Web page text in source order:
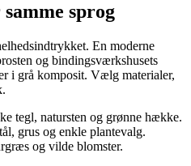
sprog
En moderne
og bindingsværkshusets
i grå komposit. Vælg materialer,
tegl, natursten og grønne hække.
grus og enkle plantevalg.
og vilde blomster.